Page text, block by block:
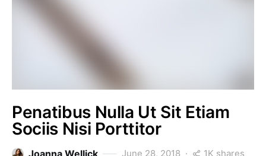
Penatibus Nulla Ut Sit Etiam
Sociis Nisi Porttitor
June 28, 2018 1K shares